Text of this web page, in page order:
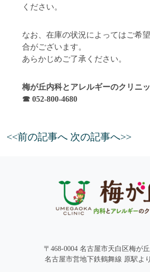
ください。
なお、在庫の状況によってはご希
合がございます。
あらかじめご了承ください。
梅が丘内科とアレルギーのクリニ
☎ 052-800-4680
<<前の記事へ 次の記事へ>>
〒468-0004 名古屋市天白区梅が
名古屋市営地下鉄鶴舞線 原駅よ